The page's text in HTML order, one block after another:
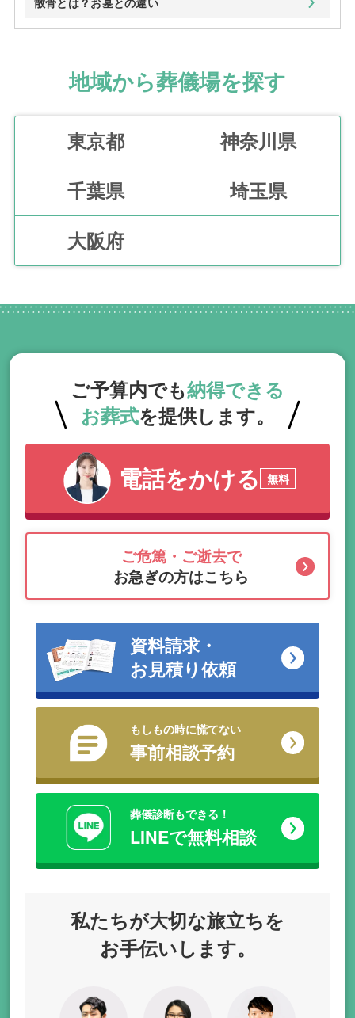
地域から葬儀場を探す
東京都 神奈川県
千葉県 埼玉県
大阪府
ご予算内でも納得できる
お葬式を提供します。
電話をかける 無料
ご危篤・ご逝去で
お急ぎの方はこちら
資料請求・
お見積り依頼
もしもの時に慌てない
事前相談予約
葬儀診断もできる！
LINEで無料相談
私たちが大切な旅立ちを
お手伝いします。